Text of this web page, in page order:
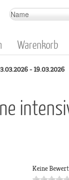
Warenkorb
- 19.03.2026
Keine